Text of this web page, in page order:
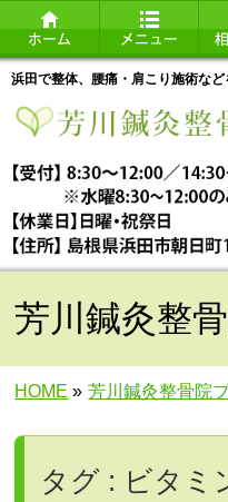
浜田で整体、腰痛・肩こり施術など
芳川鍼灸整
HOME » 芳川鍼灸整骨院
タグ : ビタミ